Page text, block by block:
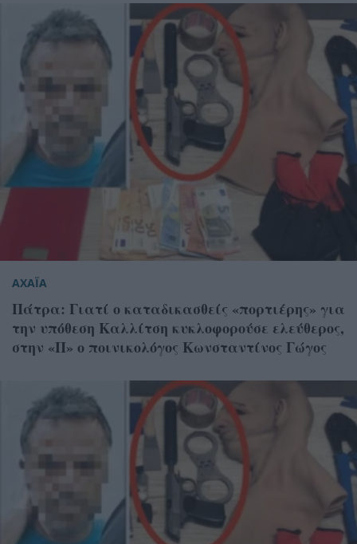
ΑΧΑΪΑ
Πάτρα: Γιατί ο καταδικασθείς «πορτιέρης» για
την υπόθεση Καλλίτση κυκλοφορούσε ελεύθερος,
στην «Π» ο ποινικολόγος Κωνσταντίνος Γώγος